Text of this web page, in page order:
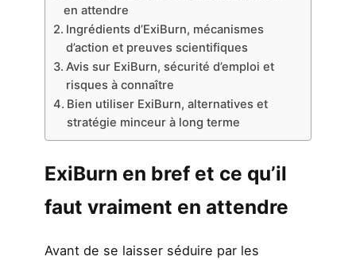
en attendre
Ingrédients d’ExiBurn, mécanismes
d’action et preuves scientifiques
Avis sur ExiBurn, sécurité d’emploi et
risques à connaître
Bien utiliser ExiBurn, alternatives et
stratégie minceur à long terme
ExiBurn en bref et ce qu’il
faut vraiment en attendre
Avant de se laisser séduire par les